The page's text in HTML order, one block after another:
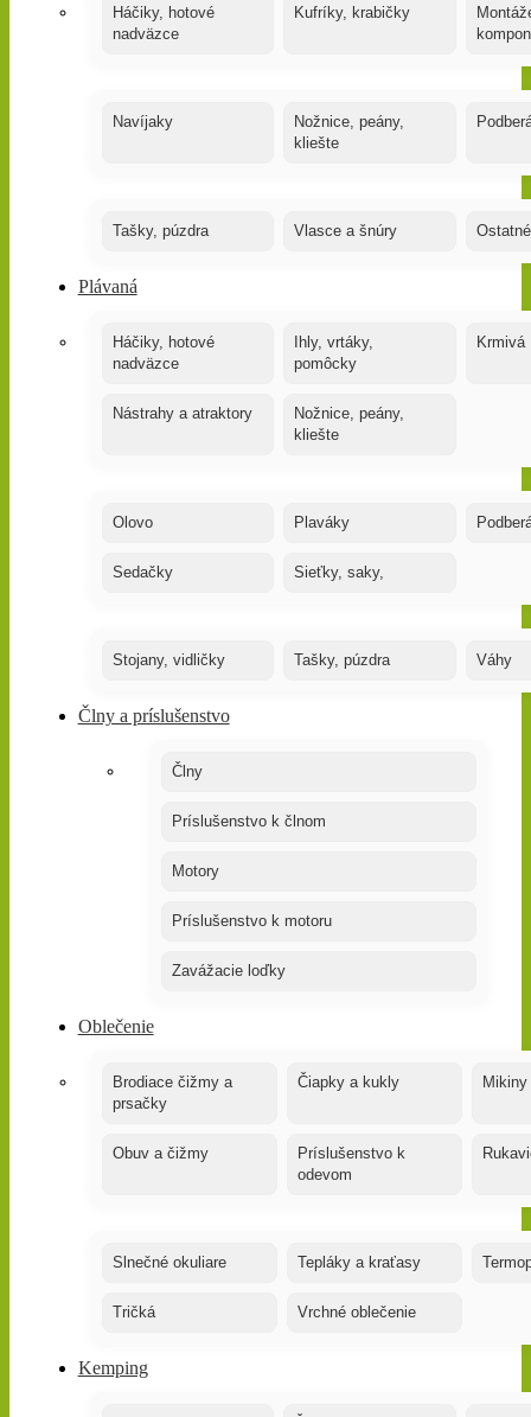
Háčiky, hotové
nadväzce
Kufríky, krabičky
Navíjaky
Nožnice, peány,
kliešte
Tašky, púzdra Vlasce a šnúry
Plávaná
Háčiky, hotové
nadväzce
Ihly, vrtáky,
pomôcky
Krmivá
Nástrahy a atraktory
Nožnice, peány,
kliešte
Olovo Plaváky
Sedačky Sieťky, saky,
Stojany, vidličky Tašky, púzdra Váhy
Člny a príslušenstvo
Člny
Príslušenstvo k člnom
Motory
Príslušenstvo k motoru
Zavážacie loďky
Oblečenie
Brodiace čižmy a
prsačky
Čiapky a kukly Mikiny
Obuv a čižmy
Príslušenstvo k
odevom
Slnečné okuliare Tepláky a kraťasy
Tričká Vrchné oblečenie
Kemping